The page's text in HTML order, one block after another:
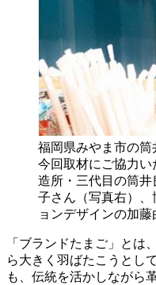
福岡県みやま市の筒
今回取材にご協力
造所・三代目の筒井
子さん（写真右）
ョンデザインの加藤
「ブランドたまご」とは
ら大きく羽ばたこうとし
も、伝統を活かしながら